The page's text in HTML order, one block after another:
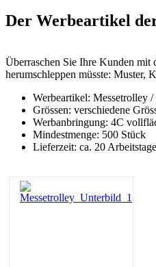
Der Werbeartikel
Überraschen Sie Ihre Kunden mit
herumschleppen müsste: Muster,
Werbeartikel: Messetrolley
Grössen: verschiedene
Werbanbringung: 4C
Mindestmenge: 500 Stück
Lieferzeit: ca. 20